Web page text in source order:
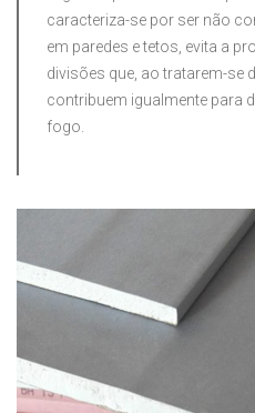
caracteriza-se por ser não
em paredes e tetos, evita a
divisões que, ao tratarem-se
contribuem igualmente para
fogo.